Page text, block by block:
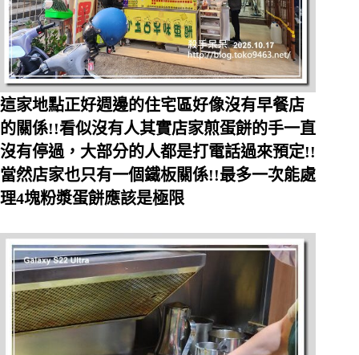
這家地點正好週邊的住宅區好像沒有早餐店
的關係!!看似沒有人其實店家煎蛋餅的手一直
沒有停過，大部分的人都是打電話過來預定!!
當然店家也只有一個鐵板關係!!最多一次能處
理4塊粉漿蛋餅應該是極限